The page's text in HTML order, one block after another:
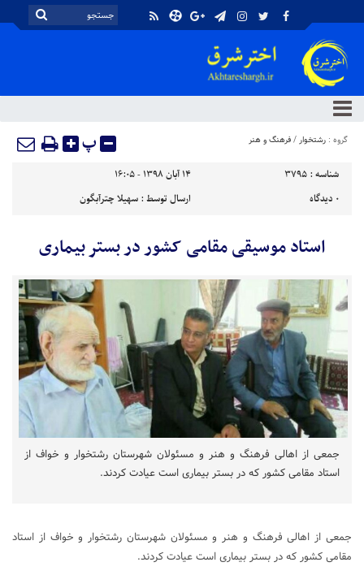
گروه : رشتخوار/فرهنگ و هنر پ
شناسه : 3795
۱۴ آبان ۱۳۹۸ - ۱۶:۰۵
۰ دیدگاه ارسال توسط :سهیلا چترآبگون
استاد موسیقی مقامی کشور در بستر بیماری
جمعی از اهالی فرهنگ و هنر و مسئولان شهرستان رشتخوار و خواف از
استاد مقامی کشور که در بستر بیماری است عیادت کردند.
جمعی از اهالی فرهنگ و هنر و مسئولان شهرستان رشتخوار و خواف از استاد
مقامی کشور که در بستر بیماری است عیادت کردند.